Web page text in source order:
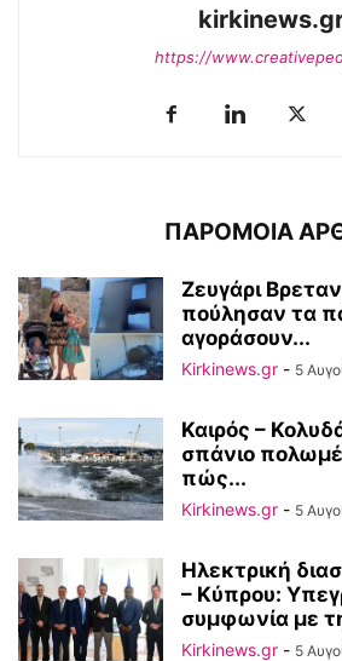
https://
ΠΑΡΟΜΟΙΑ
Ζευγάρι
πούλησαν τα
αγοράσουν...
Kirkinews.gr - 5
Καιρός –
σπάνιο
πώς...
Kirkinews.gr - 5
Ηλεκτρική
– Κύπρου:
συμφωνία με
Kirkinews.gr - 5